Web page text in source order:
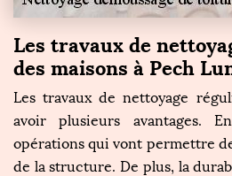
Les travaux de
des maisons à Pech
Les travaux de nettoyage
avoir plusieurs avantages.
opérations qui vont permettre
de la structure. De plus, la